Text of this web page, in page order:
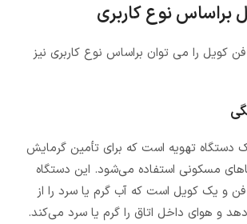
براساس نوع کاربری
کویل را می توان براساس نوع کاربری نیز
دستگاه تهویه است که برای تأمین گرمایش
مسکونی استفاده می‌شود. این دستگاه
و یک کویل است که آب گرم یا سرد را از
و هوای داخل اتاق را گرم یا سرد می‌کند.